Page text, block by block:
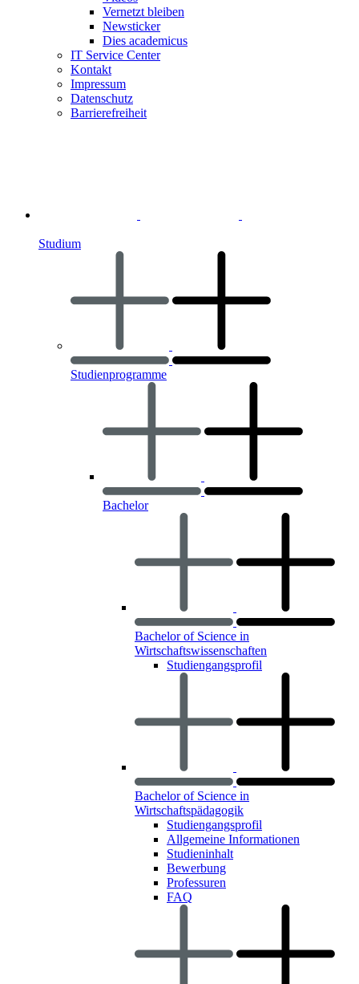
Vernetzt bleiben
Newsticker
Dies academicus
IT Service Center
Kontakt
Impressum
Datenschutz
Barrierefreiheit
Studium
Studienprogramme
Bachelor
Bachelor of Science in
Wirtschaftswissenschaften
Studiengangsprofil
Bachelor of Science in
Wirtschaftspädagogik
Studiengangsprofil
Allgemeine Informationen
Studieninhalt
Bewerbung
Professuren
FAQ